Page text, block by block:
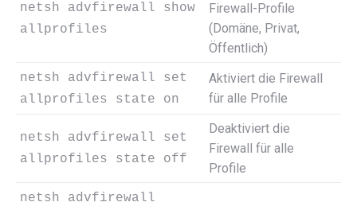
netsh advfirewall show
allprofiles
Firewall-Profile
(Domäne, Privat,
Öffentlich)
netsh advfirewall set
allprofiles state on
Aktiviert die Firewall
für alle Profile
netsh advfirewall set
allprofiles state off
Deaktiviert die
Firewall für alle
Profile
netsh advfirewall